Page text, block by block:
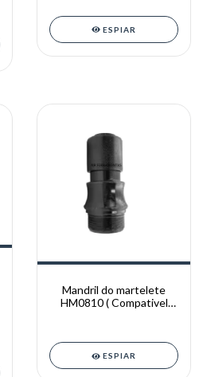
ESPIAR
Mandril do martelete
HM0810 ( Compativel
ESPIAR